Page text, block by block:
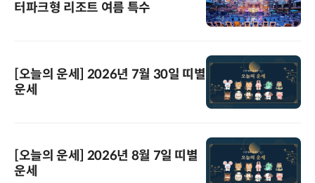
터파크형 리조트 여름 특수
[오늘의 운세] 2026년 7월 30일 띠별
운세
[오늘의 운세] 2026년 8월 7일 띠별
운세